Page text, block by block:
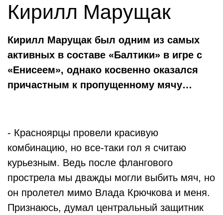
Кирилл Марущак
Кирилл Марущак был одним из самых
активных в составе «Балтики» в игре с
«Енисеем», однако косвенно оказался
причастным к пропущенному мячу…
- Красноярцы провели красивую
комбинацию, но все-таки гол я считаю
курьезным. Ведь после флангового
прострела мы дважды могли выбить мяч, но
он пролетел мимо Влада Крючкова и меня.
Признаюсь, думал центральный защитник